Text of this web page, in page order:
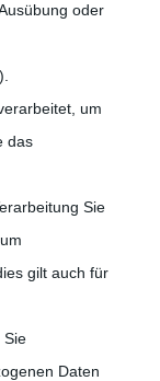
oder
um
das
Sie
gilt auch für
Sie
Daten